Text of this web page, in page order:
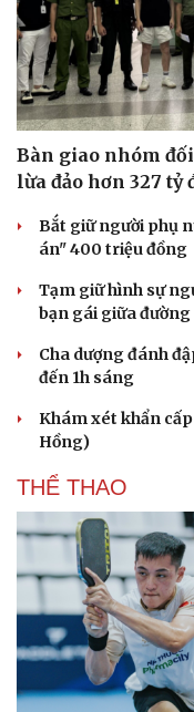
Bàn giao nhóm
lừa đảo hơn 327 tỷ
Bắt giữ người phụ
án" 400 triệu đồng
Tạm giữ hình sự
bạn gái giữa đường
Cha dượng đánh
đến 1h sáng
Khám xét khẩn
Hồng)
THỂ THAO